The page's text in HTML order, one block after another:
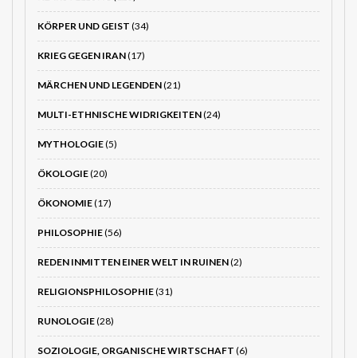
KÖRPER UND GEIST (34)
KRIEG GEGEN IRAN(17)
MÄRCHEN UND LEGENDEN(21)
MULTI-ETHNISCHE WIDRIGKEITEN(24)
MYTHOLOGIE(5)
ÖKOLOGIE(20)
ÖKONOMIE(17)
PHILOSOPHIE(56)
REDEN INMITTEN EINER WELT IN RUINEN(2)
RELIGIONSPHILOSOPHIE(31)
RUNOLOGIE(28)
SOZIOLOGIE, ORGANISCHE WIRTSCHAFT (6)